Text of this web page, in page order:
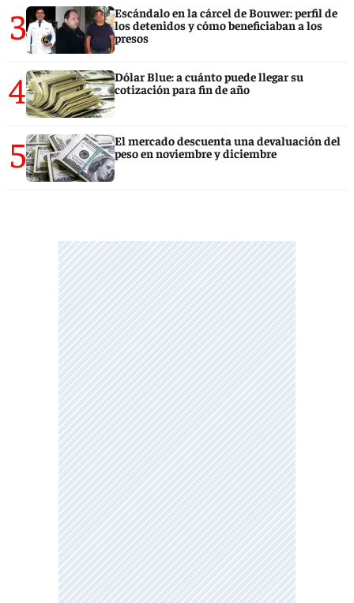
3
Escándalo en la cárcel de Bouwer: perfil de
los detenidos y cómo beneficiaban a los
presos
4
Dólar Blue: a cuánto puede llegar su
cotización para fin de año
5
El mercado descuenta una devaluación del
peso en noviembre y diciembre